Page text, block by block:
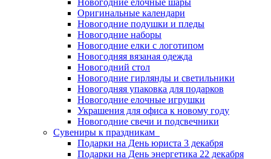
Новогодние елочные шары
Оригинальные календари
Новогодние подушки и пледы
Новогодние наборы
Новогодние елки с логотипом
Новогодняя вязаная одежда
Новогодний стол
Новогодние гирлянды и светильники
Новогодняя упаковка для подарков
Новогодние елочные игрушки
Украшения для офиса к новому году
Новогодние свечи и подсвечники
Сувениры к праздникам
Подарки на День юриста 3 декабря
Подарки на День энергетика 22 декабря